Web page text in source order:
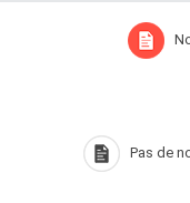
Pas de